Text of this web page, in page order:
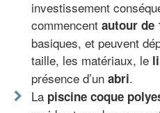
investissement
commencent autour de
basiques, et peuvent
taille, les matériaux, le
présence d’un abri.
La piscine coque